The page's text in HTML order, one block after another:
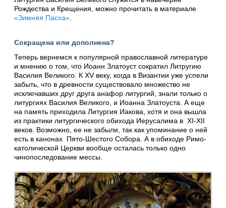
Рождества и Крещения, можно прочитать в материале
«Зимняя Пасха».
Сокращена или дополнена?
Теперь вернемся к популярной православной литературе
и мнению о том, что Иоанн Златоуст сократил Литругию
Василия Великого. К XV веку, когда в Византии уже успели
забыть, что в древности существовало множество не
исключавших друг друга анафор литургий, знали только о
литургиях Василия Великого, и Иоанна Златоуста. А еще
на память приходила Литургия Иакова, хотя и она вышла
из практики литургического обихода Иерусалима в XI-XII
веков. Возможно, ее не забыли, так как упоминание о ней
есть в канонах Пято-Шестого Собора. А в обиходе Римо-
католической Церкви вообще осталась только одно
чинопоследование мессы.